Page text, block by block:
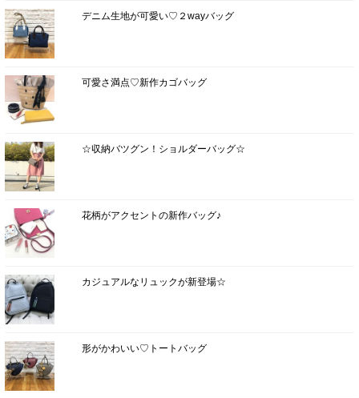
デニム生地が可愛い♡２wayバッグ
可愛さ満点♡新作カゴバッグ
☆収納バツグン！ショルダーバッグ☆
花柄がアクセントの新作バッグ♪
カジュアルなリュックが新登場☆
形がかわいい♡トートバッグ